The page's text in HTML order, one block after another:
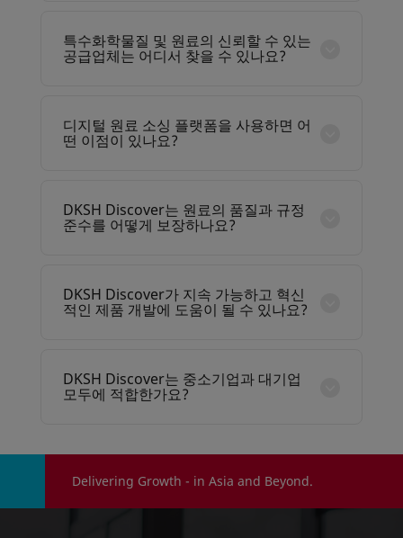
하며, 현재 시장 트렌드에 맞는 고성능 제품 개발
을 지원합니다.
특수화학물질 및 원료의 신뢰할 수 있는
공급업체는 어디서 찾을 수 있나요?
소싱이 보장되어 공급업체 선정 과정에서의 위험
을 줄일 수 있습니다.
디지털 원료 소싱 플랫폼을 사용하면 어
떤 이점이 있나요?
데이터, 기술 전문성, 혁신적인 솔루션에 대한 통
합적인 접근을 제공하여 아이디어 단계부터 상용
DKSH Discover는 원료의 품질과 규정
준수를 어떻게 보장하나요?
에 접근하여 원료가 규제 및 산업 요건을 충족하는
지 확인할 수 있습니다.
DKSH Discover가 지속 가능하고 혁신
적인 제품 개발에 도움이 될 수 있나요?
면서도 제품 성능을 유지할 수 있도록 지원합니다.
DKSH Discover는 중소기업과 대기업
모두에 적합한가요?
다.
Delivering Growth - in Asia and Beyond.